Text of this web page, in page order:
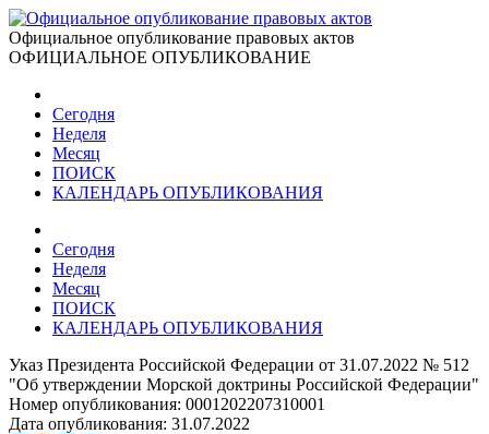
Официальное опубликование правовых актов
ОФИЦИАЛЬНОЕ ОПУБЛИКОВАНИЕ
Сегодня
Неделя
Месяц
ПОИСК
КАЛЕНДАРЬ ОПУБЛИКОВАНИЯ
Сегодня
Неделя
Месяц
ПОИСК
КАЛЕНДАРЬ ОПУБЛИКОВАНИЯ
Указ Президента Российской Федерации от 31.07.2022 № 512
"Об утверждении Морской доктрины Российской Федерации"
Номер опубликования: 0001202207310001
Дата опубликования: 31.07.2022